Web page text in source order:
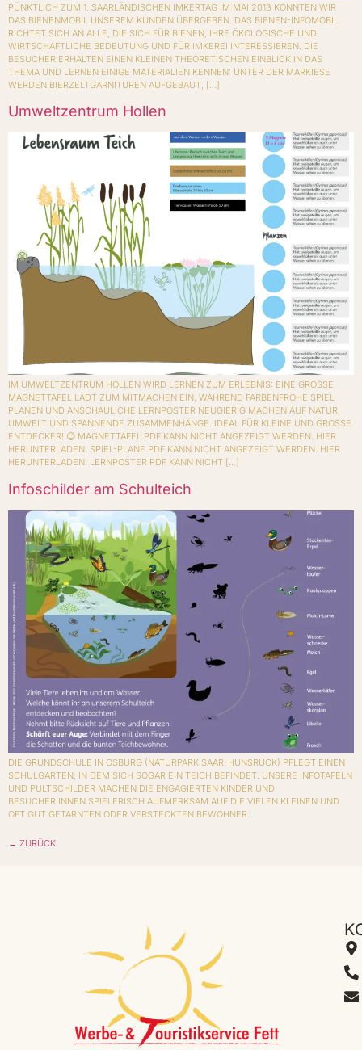
PÜNKTLICH ZUM 1. SAARLÄNDISCHEN IMKERTAG IM MAI 2013 KONNTEN WIR
DAS BIENENMOBIL UNSEREM KUNDEN ÜBERGEBEN. DAS BIENEN-INFOMOBIL
RICHTET SICH AN ALLE, DIE SICH FÜR BIENEN, IHRE ÖKOLOGISCHE UND
WIRTSCHAFTLICHE BEDEUTUNG UND FÜR IMKEREI INTERESSIEREN. DIE
BESUCHER ERHALTEN EINEN KLEINEN THEORETISCHEN EINBLICK IN DAS
THEMA UND LERNEN EINIGE MATERIALIEN KENNEN: UNTER DER MARKIESE
WERDEN BIERZELTGARNITUREN AUFGEBAUT, […]
Umweltzentrum Hollen
IM UMWELTZENTRUM HOLLEN WIRD LERNEN ZUM ERLEBNIS: EINE GROSSE M
AGNETTAFEL LÄDT ZUM MITMACHEN EIN, WÄHREND FARBENFROHE SPIEL-P
LANEN UND ANSCHAULICHE LERNPOSTER NEUGIERIG MACHEN AUF NATUR, U
MWELT UND SPANNENDE ZUSAMMENHÄNGE. IDEAL FÜR KLEINE UND GROSSE EN
TDECKER! 😊 MAGNETTAFEL PDF KANN NICHT ANGEZEIGT WERDEN. HIER HE
RUNTERLADEN. SPIEL-PLANE PDF KANN NICHT ANGEZEIGT WERDEN. HIER HE
RUNTERLADEN. LERNPOSTER PDF KANN NICHT […]
Infoschilder am Schulteich
DIE GRUNDSCHULE IN OSBURG (NATURPARK SAAR-HUNSRÜCK) PFLEGT EINEN
SCHULGARTEN, IN DEM SICH SOGAR EIN TEICH BEFINDET. UNSERE INFOTAFELN
UND PULTSCHILDER MACHEN DIE ENGAGIERTEN KINDER UND
BESUCHER:INNEN SPIELERISCH AUFMERKSAM AUF DIE VIELEN KLEINEN UND
OFT GUT GETARNTEN ODER VERSTECKTEN BEWOHNER.
← ZURÜCK